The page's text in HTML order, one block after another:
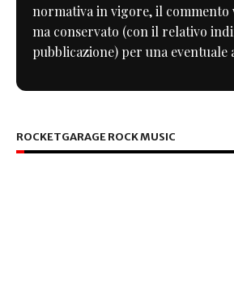
normativa in vigore, il commento
ma conservato (con il relativo
pubblicazione) per una eventuale
ROCKETGARAGE ROCK MUSIC